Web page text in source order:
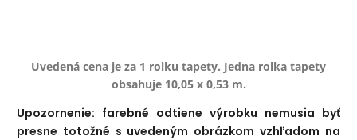
Uvedená cena je za 1 rolku tapety. Jedna rolka tapety
obsahuje 10,05 x 0,53 m.
Upozornenie: farebné odtiene výrobku nemusia byť
presne totožné s uvedeným obrázkom vzhľadom na